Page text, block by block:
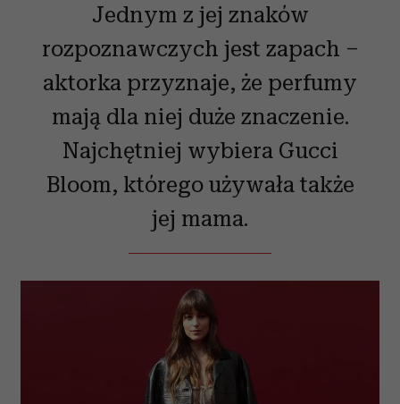
Jednym z jej znaków
rozpoznawczych jest zapach –
aktorka przyznaje, że perfumy
mają dla niej duże znaczenie.
Najchętniej wybiera Gucci
Bloom, którego używała także
jej mama.